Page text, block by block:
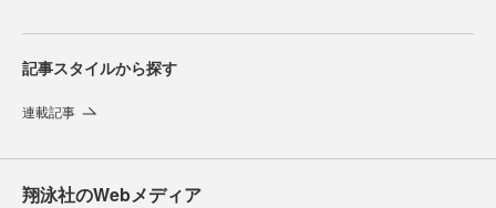
記事スタイルから探す
連載記事
翔泳社のWebメディア